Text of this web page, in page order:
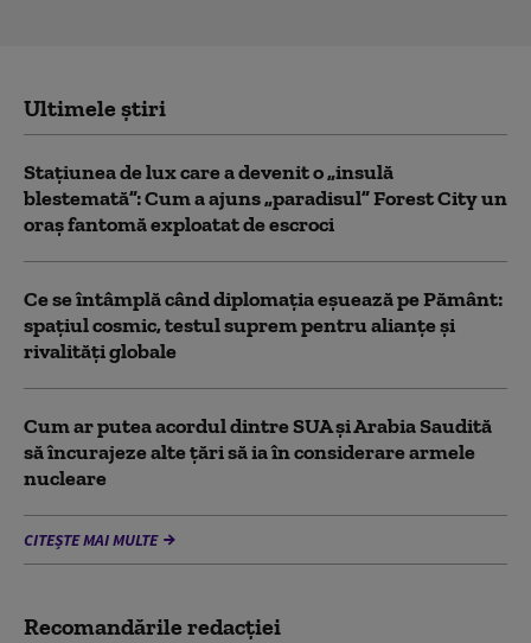
Ultimele știri
Stațiunea de lux care a devenit o „insulă
blestemată”: Cum a ajuns „paradisul” Forest City un
oraș fantomă exploatat de escroci
Ce se întâmplă când diplomația eșuează pe Pământ:
spațiul cosmic, testul suprem pentru alianțe și
rivalități globale
Cum ar putea acordul dintre SUA și Arabia Saudită
să încurajeze alte țări să ia în considerare armele
nucleare
CITEȘTE MAI MULTE
Recomandările redacţiei